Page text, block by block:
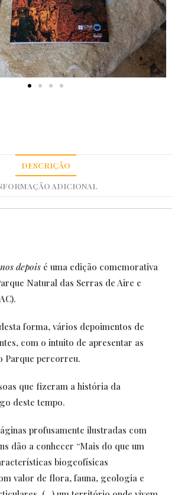
DESCRIÇÃO
ADICIONAL
depois é uma edição comemorativa
Natural das Serras de Aire e
forma, vários depoimentos de
com o intuito de apresentar as
Parque percorreu.
que fizeram a história da
deste tempo.
profusamente ilustradas com
dão a conhecer “Mais do que um
biogeofísicas
valor de flora, fauna, geologia e